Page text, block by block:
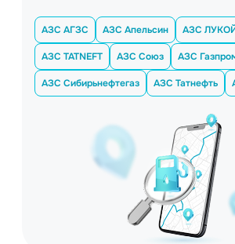
АЗС АГЗС АЗС Апельсин АЗС
АЗС TATNEFT АЗС Союз АЗС
АЗС Сибирьнефтегаз АЗС Татнефть